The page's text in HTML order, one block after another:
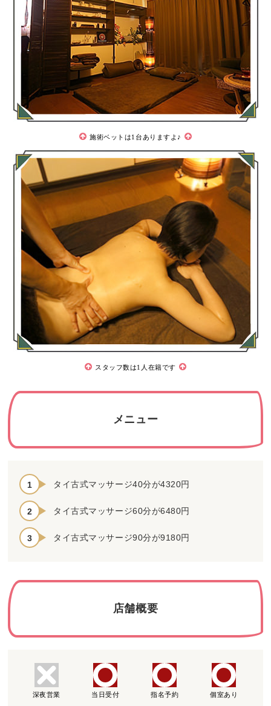
施術ベットは1台ありますよ♪
スタッフ数は1人在籍です
メニュー
タイ古式マッサージ40分が4320円
タイ古式マッサージ60分が6480円
タイ古式マッサージ90分が9180円
店舗概要
深夜営業 当日受付 指名予約 個室あり